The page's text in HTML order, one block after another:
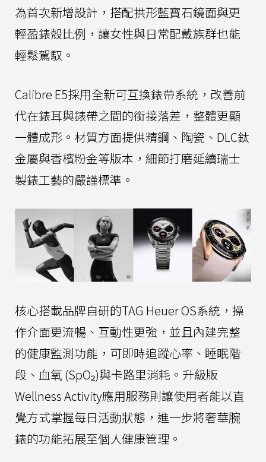
為首次新增設計，搭配拱形藍寶石鏡面與更
輕盈錶殼比例，讓女性與日常配戴族群也能
輕鬆駕馭。
Calibre E5採用全新可互換錶帶系統，改善前
代在錶耳與錶帶之間的銜接落差，整體更顯
一體成形。材質方面提供精鋼、陶瓷、DLC鈦
金屬與香檳粉金等版本，細節打磨延續瑞士
製錶工藝的嚴謹標準。
核心搭載品牌自研的TAG Heuer OS系統，操
作介面更流暢、互動性更強，並且內建完整
的健康監測功能，可即時追蹤心率、睡眠階
段、血氧 (SpO₂)與卡路里消耗。升級版
Wellness Activity應用服務則讓使用者能以直
覺方式掌握每日活動狀態，進一步將奢華腕
錶的功能拓展至個人健康管理。